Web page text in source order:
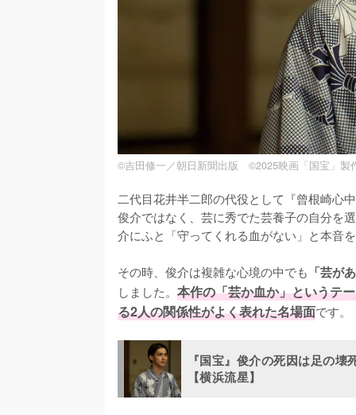
©吉田修一／朝日新聞出版 ©2025映画「国宝」製
二代目花井半二郎の代役として『曾根崎心
俊介ではなく、芸に秀でた芸養子の自分を
介にふと「守ってくれる血がない」と本音
その時、俊介は複雑な心境の中でも 「芸が
しました。 本作の「芸か血か」というテ
る2人の関係性がよく表れた名場面です。
『国宝』俊介の死因は足の
【横浜流星】